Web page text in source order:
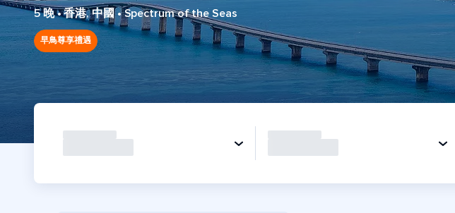
5 晚•香港, 中國•Spectrum of the Seas
早鳥尊享禮遇